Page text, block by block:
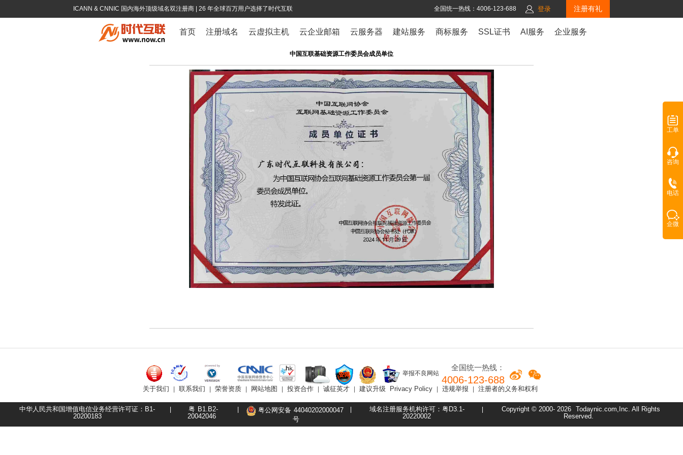
ICANN & CNNIC 国内海外顶级域名双注册商 | 26 年全球百万用户选择了时代互联 全国统一热线：4006-123-688 登录 注册有礼
首页 注册域名 云虚拟主机 云企业邮箱 云服务器 建站服务 商标服务 SSL证书 AI服务 企业服务
工单
咨询
电话
企微
中国互联基础资源工作委员会成员单位
举报不良网站
全国统一热线：
4006-123-688
关于我们 联系我们 荣誉资质 网站地图 投资合作 诚征英才 建议升级 Privacy Policy 违规举报 注册者的义务和权利
中华人民共和国增值电信业务经营许可证：B1-
20200183
粤 B1.B2-
20042046
粤公网安备 44040202000047
号
域名注册服务机构许可：粤D3.1-
20220002
Copyright © 2000- 2026 Todaynic.com,Inc. All Rights
Reserved.